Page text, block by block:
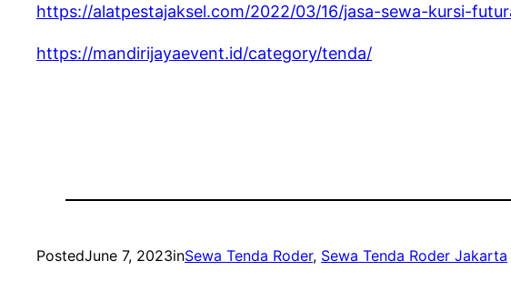
https://alatpestajaksel.com/2022/03/16/jasa-sewa-kursi-
https://mandirijayaevent.id/category/tenda/
PostedJune 7, 2023inSewa Tenda Roder, Sewa Tenda Roder Jakarta